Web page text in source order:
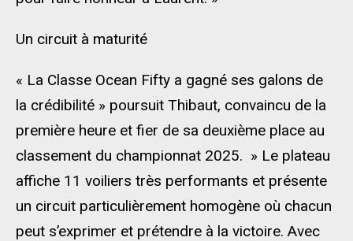
Un circuit à maturité
« La Classe Ocean Fifty a gagné ses galons de
la crédibilité » poursuit Thibaut, convaincu de la
première heure et fier de sa deuxième place au
classement du championnat 2025. » Le plateau
affiche 11 voiliers très performants et présente
un circuit particulièrement homogène où chacun
peut s’exprimer et prétendre à la victoire. Avec